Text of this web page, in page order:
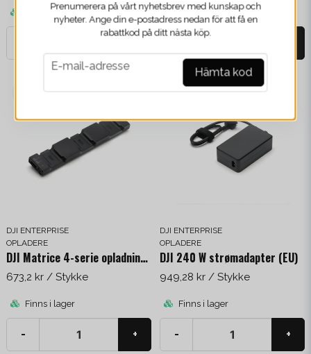
Finns i lager Finns i lager
DJI ENTERPRISE
OPLADERE
DJI Matrice 4-serie opladningshub (200 W)
673,2 kr / Stykke
Finns i lager
- +
DJI ENTERPRISE
OPLADERE
DJI 240 W strømadapter (EU)
949,28 kr / Stykke
Finns i lager
- +
Prenumerera på vårt nyhetsbrev med kunskap och
nyheter. Ange din e-postadress nedan för att få en
rabattkod på ditt nästa köp.
email
E-mail-adresse Hämta kod